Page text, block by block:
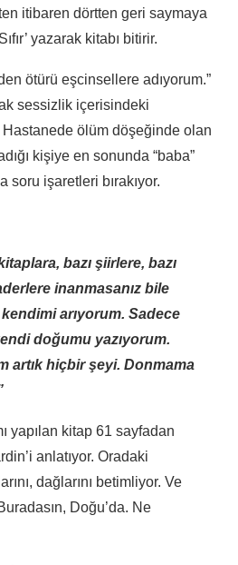
itibaren dörtten geri saymaya
yazarak kitabı bitirir.
ötürü eşcinsellere adıyorum.”
sessizlik içerisindeki
Hastanede ölüm döşeğinde olan
kişiye en sonunda “baba”
soru işaretleri bırakıyor.
bazı şiirlere, bazı
inanmasanız bile
arıyorum. Sadece
doğumu yazıyorum.
artık hiçbir şeyi. Donmama
yapılan kitap 61 sayfadan
anlatıyor. Oradaki
dağlarını betimliyor. Ve
Doğu’da. Ne